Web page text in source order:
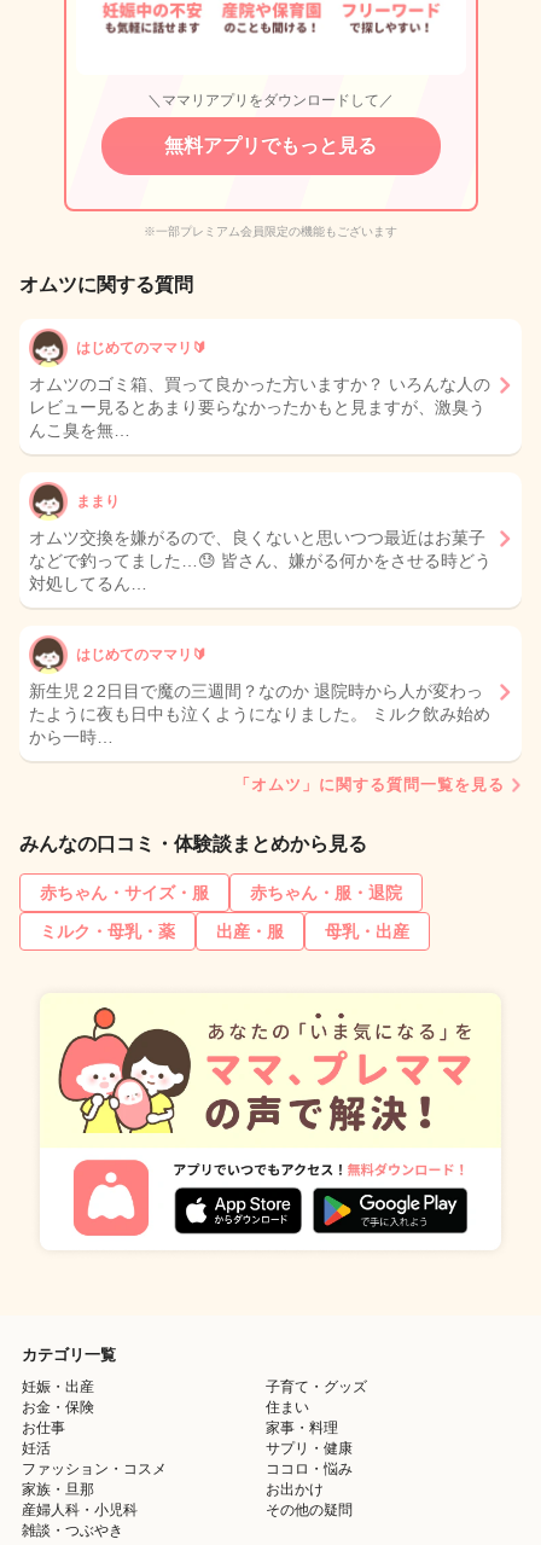
＼ママリアプリをダウンロードして／
無料アプリでもっと見る
※一部プレミアム会員限定の機能もございます
オムツに関する質問
はじめてのママリ🔰
オムツのゴミ箱、買って良かった方いますか？ いろんな人の
レビュー見るとあまり要らなかったかもと見ますが、激臭う
んこ臭を無…
ままり
オムツ交換を嫌がるので、良くないと思いつつ最近はお菓子
などで釣ってました…😓 皆さん、嫌がる何かをさせる時どう
対処してるん…
はじめてのママリ🔰
新生児２2日目で魔の三週間？なのか 退院時から人が変わっ
たように夜も日中も泣くようになりました。 ミルク飲み始め
から一時…
「オムツ」に関する質問一覧を見る
みんなの口コミ・体験談まとめから見る
赤ちゃん・サイズ・服
赤ちゃん・服・退院
ミルク・母乳・薬
出産・服 母乳・出産
カテゴリ一覧
妊娠・出産
子育て・グッズ
お金・保険
住まい
お仕事
家事・料理
妊活
サプリ・健康
ファッション・コスメ
ココロ・悩み
家族・旦那
お出かけ
産婦人科・小児科
その他の疑問
雑談・つぶやき